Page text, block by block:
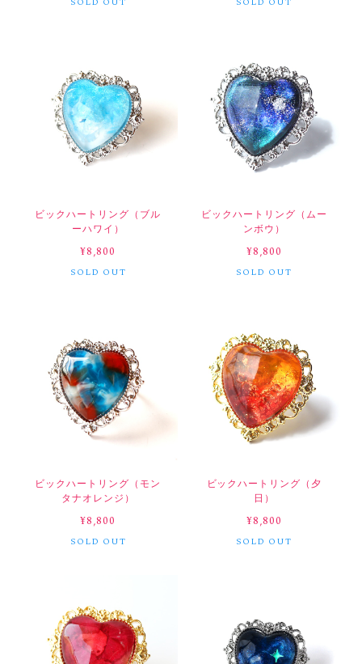
ビックハートリング（ブル
ーハワイ）
¥8,800
SOLD OUT
ビックハートリング（ムー
ンボウ）
¥8,800
SOLD OUT
ビックハートリング（モン
タナオレンジ）
¥8,800
SOLD OUT
ビックハートリング（夕
日）
¥8,800
SOLD OUT